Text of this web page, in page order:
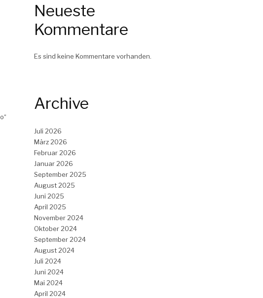
Neueste
Kommentare
Es sind keine Kommentare vorhanden.
Archive
Juli 2026
März 2026
Februar 2026
Januar 2026
September 2025
August 2025
Juni 2025
April 2025
November 2024
Oktober 2024
September 2024
August 2024
Juli 2024
Juni 2024
Mai 2024
April 2024